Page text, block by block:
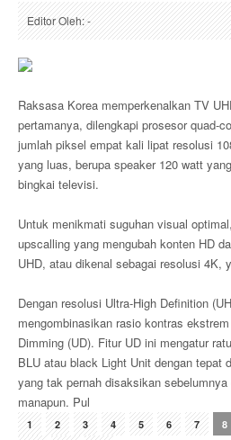
Editor Oleh: -
Raksasa Korea memperkenalkan TV
pertamanya, dilengkapi prosesor quad-
jumlah piksel empat kali lipat resolusi
yang luas, berupa speaker 120 watt
bingkai televisi.
Untuk menikmati suguhan visual
upscalling yang mengubah konten HD
UHD, atau dikenal sebagai resolusi 4K,
Dengan resolusi Ultra-High Definition
mengombinasikan rasio kontras
Dimming (UD). Fitur UD ini mengatur
BLU atau black Light Unit dengan tepat
yang tak pernah disaksikan
manapun. Pul
1 2 3 4 5 6 7 8